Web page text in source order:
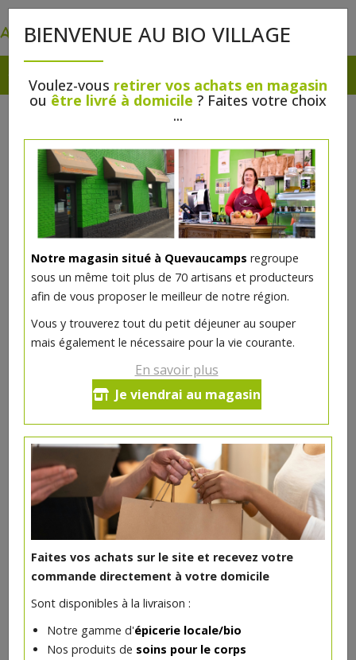
BIENVENUE AU BIO VILLAGE
Voulez-vous retirer vos achats en magasin
ou être livré à domicile ? Faites votre choix
...
Notre magasin situé à Quevaucamps regroupe
sous un même toit plus de 70 artisans et producteurs
afin de vous proposer le meilleur de notre région.
Vous y trouverez tout du petit déjeuner au souper
mais également le nécessaire pour la vie courante.
En savoir plus
Je viendrai au magasin
Faites vos achats sur le site et recevez votre
commande directement à votre domicile
Sont disponibles à la livraison :
Notre gamme d'épicerie locale/bio
Nos produits de soins pour le corps
Gel douche des familles 1 litre
bio Lemongrass Douce Nature
- 1 pc
13.05
€
Réception souhaitée le
DANS LA MÊME CATÉGORIE ...